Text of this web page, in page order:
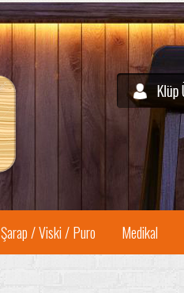
Şarap / Viski / Puro Medikal